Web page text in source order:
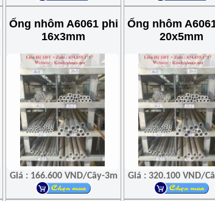
Ống nhôm A6061 phi
16x3mm
Giá : 166.600 VND/Cây-3m
Ống nhôm
20x5mm
Giá : 320.100 VND/